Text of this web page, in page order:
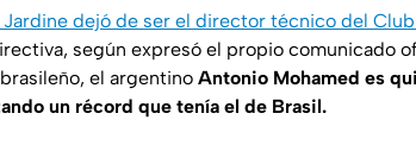
dejó de ser el director técnico del
según expresó el propio comunicado
el argentino Antonio Mohamed es
un récord que tenía el de Brasil.